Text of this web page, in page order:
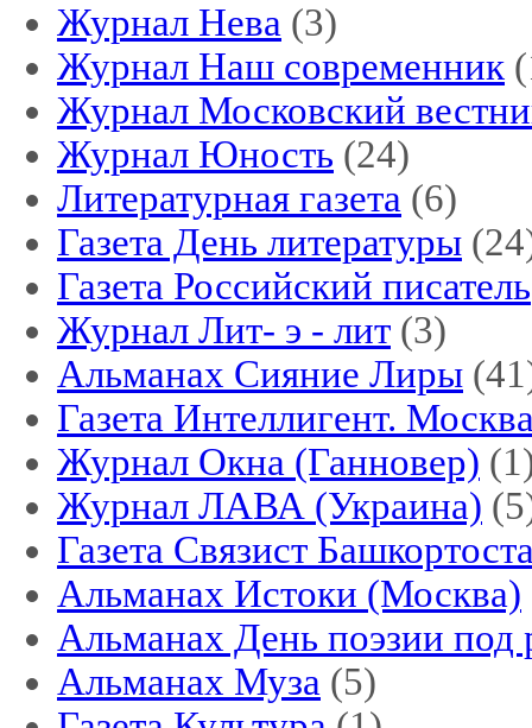
Журнал Нева (3)
Журнал Наш современник
Журнал Московский
Журнал Юность (24)
Литературная газета (6)
Газета День литературы
Газета Российский писатель
Журнал Лит- э - лит (3)
Альманах Сияние Лиры
Газета Интеллигент.
Журнал Окна (Ганновер)
Журнал ЛАВА (Украина)
Газета Связист
Альманах Истоки (Москва)
Альманах День поэзии
Альманах Муза (5)